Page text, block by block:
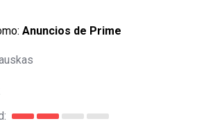
Anuncios de Prime